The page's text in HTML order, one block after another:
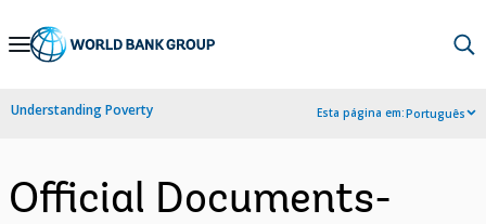
Skip
Navigation
Understanding Poverty Esta página em:Português
Official Documents-